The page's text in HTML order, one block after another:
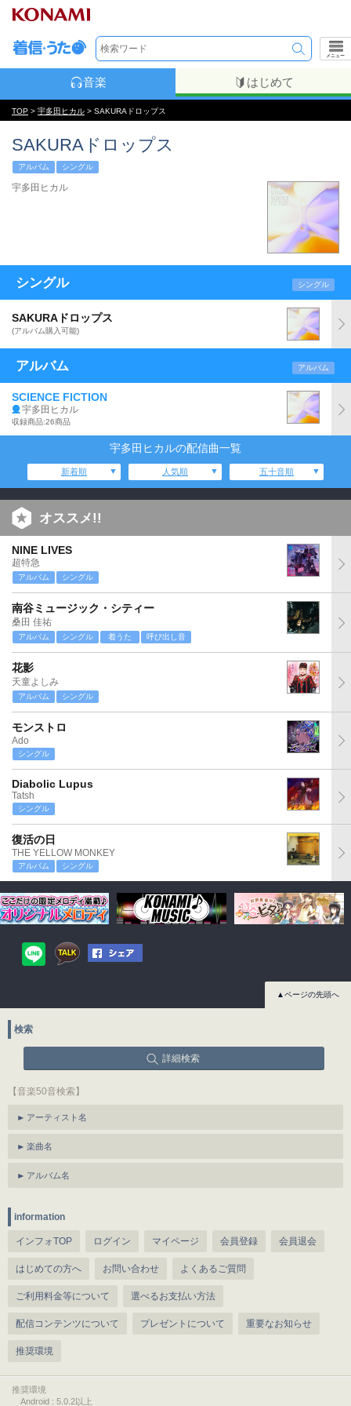
メニュー
音楽 はじめて
TOP > 宇多田ヒカル > SAKURAドロップス
SAKURAドロップス
アルバム シングル
宇多田ヒカル
シングル シングル
SAKURAドロップス
(アルバム購入可能)
アルバム アルバム
SCIENCE FICTION
宇多田ヒカル
収録商品:26商品
宇多田ヒカルの配信曲一覧
新着順 人気順 五十音順
オススメ!!
NINE LIVES
超特急
アルバム シングル
南谷ミュージック・シティー
桑田 佳祐
アルバム シングル 着うた 呼び出し音
花影
天童よしみ
アルバム シングル
モンストロ
Ado
シングル
Diabolic Lupus
Tatsh
シングル
復活の日
THE YELLOW MONKEY
アルバム シングル
▲ページの先頭へ
検索
詳細検索
【音楽50音検索】
アーティスト名
楽曲名
アルバム名
information
インフォTOP ログイン マイページ 会員登録 会員退会
はじめての方へ お問い合わせ よくあるご質問
ご利用料金等について 選べるお支払い方法
配信コンテンツについて プレゼントについて 重要なお知らせ
推奨環境
推奨環境
Android : 5.0.2以上